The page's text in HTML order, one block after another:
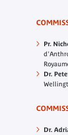
Pr.
Dr.
Dr.